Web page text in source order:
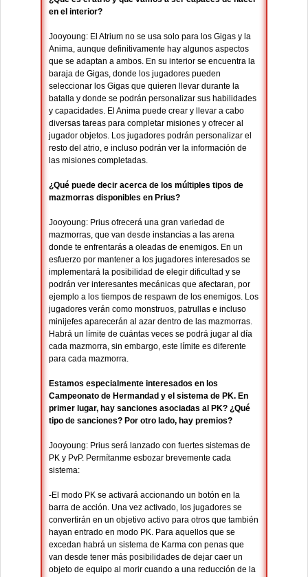
en el interior?
Jooyoung: El Atrium no se usa solo para los Gigas y la
Anima, aunque definitivamente hay algunos aspectos
que se adaptan a ambos. En su interior se encuentra la
baraja de Gigas, donde los jugadores pueden
seleccionar los Gigas que quieren llevar durante la
batalla y donde se podrán personalizar sus habilidades
y capacidades. El Anima puede crear y llevar a cabo
diversas tareas para completar misiones y ofrecer al
jugador objetos. Los jugadores podrán personalizar el
resto del atrio, e incluso podrán ver la información de
las misiones completadas.
¿Qué puede decir acerca de los múltiples tipos de
mazmorras disponibles en Prius?
Jooyoung: Prius ofrecerá una gran variedad de
mazmorras, que van desde instancias a las arena
donde te enfrentarás a oleadas de enemigos. En un
esfuerzo por mantener a los jugadores interesados se
implementará la posibilidad de elegir dificultad y se
podrán ver interesantes mecánicas que afectaran, por
ejemplo a los tiempos de respawn de los enemigos. Los
jugadores verán como monstruos, patrullas e incluso
minijefes aparecerán al azar dentro de las mazmorras.
Habrá un límite de cuántas veces se podrá jugar al día
cada mazmorra, sin embargo, este límite es diferente
para cada mazmorra.
Estamos especialmente interesados en los
Campeonato de Hermandad y el sistema de PK. En
primer lugar, hay sanciones asociadas al PK? ¿Qué
tipo de sanciones? Por otro lado, hay premios?
Jooyoung: Prius será lanzado con fuertes sistemas de
PK y PvP. Permítanme esbozar brevemente cada
sistema:
-El modo PK se activará accionando un botón en la
barra de acción. Una vez activado, los jugadores se
convertirán en un objetivo activo para otros que también
hayan entrado en modo PK. Para aquellos que se
excedan habrá un sistema de Karma con penas que
van desde tener más posibilidades de dejar caer un
objeto de equipo al morir cuando a una reducción de la